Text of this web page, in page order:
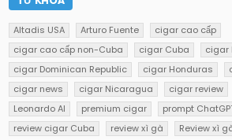
Altadis USA Arturo Fuente
cigar cao cấp
cigar cao cấp non-Cuba
cigar Cuba
cigar
cigar Dominican Republic
cigar Honduras
cigar news
cigar Nicaragua cigar review
Leonardo AI
premium cigar prompt
review cigar Cuba
review xì gà
Review xì